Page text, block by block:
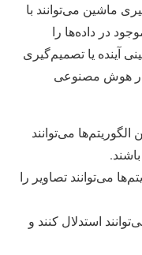
ماشین می‌توانند با
در داده‌ها را
آینده یا تصمیم‌گیری
در هوش مصنوعی
الگوریتم‌ها می‌توانند
می‌توانند تصاویر را
استدلال کنند و